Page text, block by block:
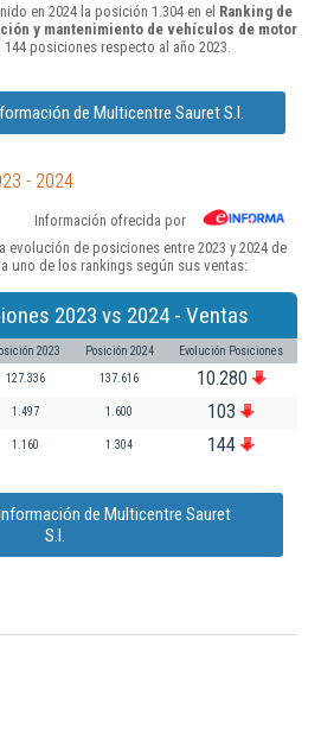
en 2024 la posición 1.304 en el Ranking de
y mantenimiento de vehículos de motor
posiciones respecto al año 2023.
de Multicentre Sauret S.l.
- 2024
Información ofrecida por
evolución de posiciones entre 2023 y 2024 de
uno de los rankings según sus ventas:
2023 vs 2024 - Ventas
2023 Posición 2024 Evolución Posiciones
127.336 137.616 10.280
1.497 1.600 103
1.160 1.304 144
de Multicentre Sauret
S.l.